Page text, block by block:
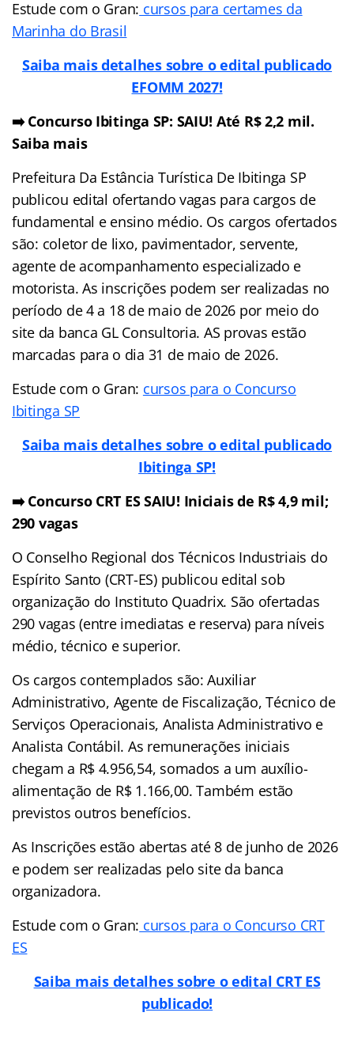
Estude com o Gran: cursos para certames da
Marinha do Brasil
Saiba mais detalhes sobre o edital publicado
EFOMM 2027!
➡️ Concurso Ibitinga SP: SAIU! Até R$ 2,2 mil.
Saiba mais
Prefeitura Da Estância Turística De Ibitinga SP
publicou edital ofertando vagas para cargos de
fundamental e ensino médio. Os cargos ofertados
são: coletor de lixo, pavimentador, servente,
agente de acompanhamento especializado e
motorista. As inscrições podem ser realizadas no
período de 4 a 18 de maio de 2026 por meio do
site da banca GL Consultoria. AS provas estão
marcadas para o dia 31 de maio de 2026.
Estude com o Gran: cursos para o Concurso
Ibitinga SP
Saiba mais detalhes sobre o edital publicado
Ibitinga SP!
➡️ Concurso CRT ES SAIU! Iniciais de R$ 4,9 mil;
290 vagas
O Conselho Regional dos Técnicos Industriais do
Espírito Santo (CRT-ES) publicou edital sob
organização do Instituto Quadrix. São ofertadas
290 vagas (entre imediatas e reserva) para níveis
médio, técnico e superior.
Os cargos contemplados são: Auxiliar
Administrativo, Agente de Fiscalização, Técnico de
Serviços Operacionais, Analista Administrativo e
Analista Contábil. As remunerações iniciais
chegam a R$ 4.956,54, somados a um auxílio-
alimentação de R$ 1.166,00. Também estão
previstos outros benefícios.
As Inscrições estão abertas até 8 de junho de 2026
e podem ser realizadas pelo site da banca
organizadora.
Estude com o Gran: cursos para o Concurso CRT
ES
Saiba mais detalhes sobre o edital CRT ES
publicado!